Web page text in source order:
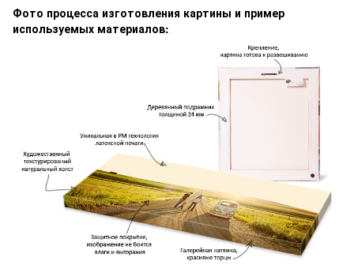
Фото процесса изготовления картины и пример
используемых материалов: